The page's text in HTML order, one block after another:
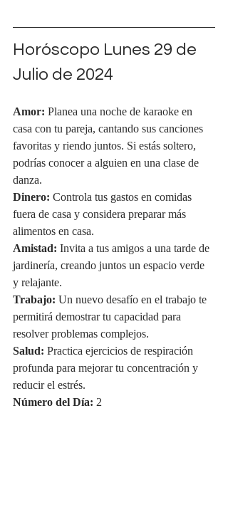
Horóscopo Lunes 29 de
Julio de 2024
Amor: Planea una noche de karaoke en
casa con tu pareja, cantando sus canciones
favoritas y riendo juntos. Si estás soltero,
podrías conocer a alguien en una clase de
danza.
Dinero: Controla tus gastos en comidas
fuera de casa y considera preparar más
alimentos en casa.
Amistad: Invita a tus amigos a una tarde de
jardinería, creando juntos un espacio verde
y relajante.
Trabajo: Un nuevo desafío en el trabajo te
permitirá demostrar tu capacidad para
resolver problemas complejos.
Salud: Practica ejercicios de respiración
profunda para mejorar tu concentración y
reducir el estrés.
Número del Día: 2